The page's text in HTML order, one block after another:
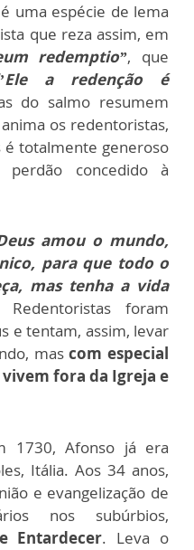
é uma espécie de lema
que reza assim, em
redemptio”, que
a redenção é
do salmo resumem
os redentoristas,
é totalmente generoso
concedido à
amou o mundo,
para que todo o
mas tenha a vida
foram
e tentam, assim, levar
mascom especial
fora da Igreja e
1730, Afonso já era
Itália. Aos 34 anos,
e evangelização de
nos subúrbios,
Entardecer. Leva o